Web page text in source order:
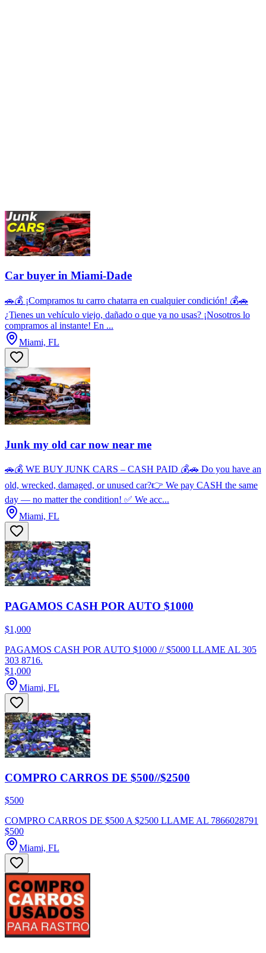
Car buyer in Miami-Dade
🚗💰 ¡Compramos tu carro chatarra en cualquier condición! 💰🚗
¿Tienes un vehículo viejo, dañado o que ya no usas? ¡Nosotros lo
compramos al instante! En ...
Miami, FL
Junk my old car now near me
🚗💰 WE BUY JUNK CARS – CASH PAID 💰🚗 Do you have an
old, wrecked, damaged, or unused car?👉 We pay CASH the same
day — no matter the condition! ✅ We acc...
Miami, FL
PAGAMOS CASH POR AUTO $1000
$1,000
PAGAMOS CASH POR AUTO $1000 // $5000 LLAME AL 305
303 8716.
$1,000
Miami, FL
COMPRO CARROS DE $500//$2500
$500
COMPRO CARROS DE $500 A $2500 LLAME AL 7866028791
$500
Miami, FL